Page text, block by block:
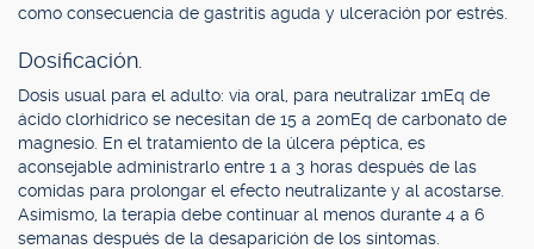
como consecuencia de gastritis aguda y ulceración por estrés.
Dosificación.
Dosis usual para el adulto: vía oral, para neutralizar 1mEq de
ácido clorhídrico se necesitan de 15 a 20mEq de carbonato de
magnesio. En el tratamiento de la úlcera péptica, es
aconsejable administrarlo entre 1 a 3 horas después de las
comidas para prolongar el efecto neutralizante y al acostarse.
Asimismo, la terapia debe continuar al menos durante 4 a 6
semanas después de la desaparición de los síntomas.